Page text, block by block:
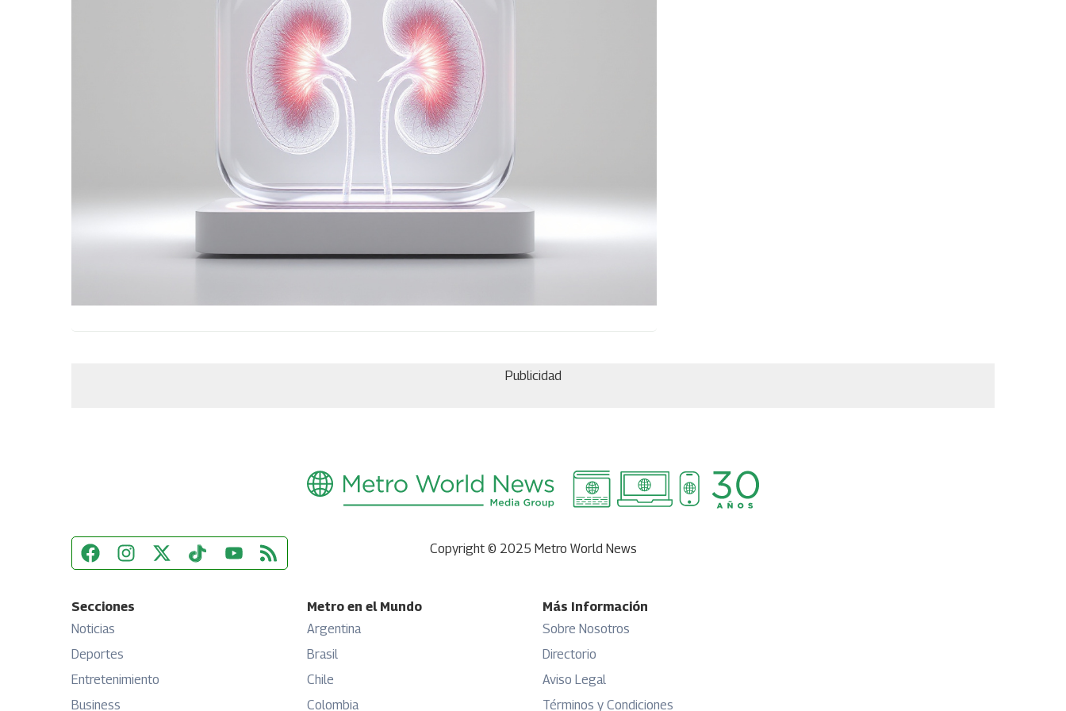
Publicidad
Copyright © 2025 Metro World News
Secciones
Noticias
Deportes
Entretenimiento
Business
Metro en el Mundo
Argentina
Brasil
Chile
Colombia
Más Información
Sobre Nosotros
Directorio
Aviso Legal
Términos y Condiciones